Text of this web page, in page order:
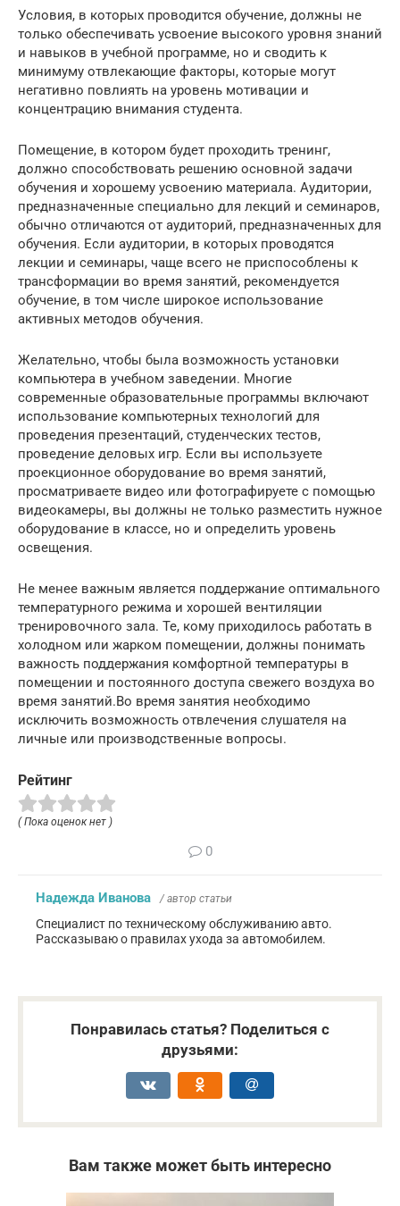
Условия, в которых проводится обучение, должны не
только обеспечивать усвоение высокого уровня знаний
и навыков в учебной программе, но и сводить к
минимуму отвлекающие факторы, которые могут
негативно повлиять на уровень мотивации и
концентрацию внимания студента.
Помещение, в котором будет проходить тренинг,
должно способствовать решению основной задачи
обучения и хорошему усвоению материала. Аудитории,
предназначенные специально для лекций и семинаров,
обычно отличаются от аудиторий, предназначенных для
обучения. Если аудитории, в которых проводятся
лекции и семинары, чаще всего не приспособлены к
трансформации во время занятий, рекомендуется
обучение, в том числе широкое использование
активных методов обучения.
Желательно, чтобы была возможность установки
компьютера в учебном заведении. Многие
современные образовательные программы включают
использование компьютерных технологий для
проведения презентаций, студенческих тестов,
проведение деловых игр. Если вы используете
проекционное оборудование во время занятий,
просматриваете видео или фотографируете с помощью
видеокамеры, вы должны не только разместить нужное
оборудование в классе, но и определить уровень
освещения.
Не менее важным является поддержание оптимального
температурного режима и хорошей вентиляции
тренировочного зала. Те, кому приходилось работать в
холодном или жарком помещении, должны понимать
важность поддержания комфортной температуры в
помещении и постоянного доступа свежего воздуха во
время занятий.Во время занятия необходимо
исключить возможность отвлечения слушателя на
личные или производственные вопросы.
Рейтинг
( Пока оценок нет )
0
Надежда Иванова / автор статьи
Специалист по техническому обслуживанию авто.
Рассказываю о правилах ухода за автомобилем.
Понравилась статья? Поделиться с
друзьями:
Вам также может быть интересно